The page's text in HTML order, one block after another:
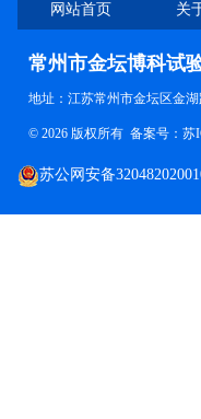
网站首页 关
常州市金坛博科试
地址：江苏常州市金坛区金湖
© 2026 版权所有 备案号： 苏
苏公网安备